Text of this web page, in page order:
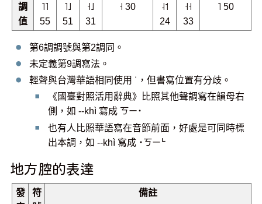
調
值
˥˥
55
˥˩
51
˧˩
31
˧ 30
˨˦
24
˧˧
33
˥ 50
第6調調號與第2調同。
未定義第9調寫法。
輕聲與台灣華語相同使用 ˙，但書寫位置有分歧。
《國臺對照活用辭典》比照其他聲調寫在韻母右
側，如 --khì 寫成 ㄎㄧ˙
也有人比照華語寫在音節前面，好處是可同時標
出本調，如 --khì 寫成 ˙ㄎㄧ˪
地方腔的表達
發
符
備註